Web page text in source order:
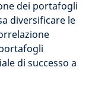
dei portafogli
diversificare le
di successo a